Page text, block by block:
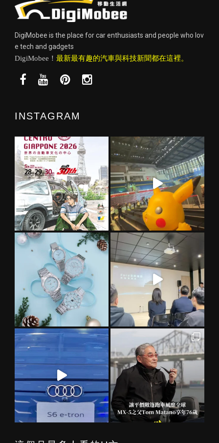
DigiMobee is the place for car enthusiasts and people who lov
e tech and gadgets
DigiMobee！ 最新最有趣的汽車與科技新聞都在這裡。
INSTAGRAM